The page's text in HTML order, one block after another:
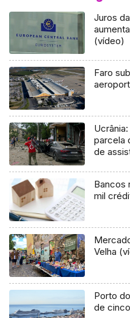
Juros
(vídeo)
Faro
parcela
de
Bancos reestruturaram mais de 30
mil
Velha
Porto
de